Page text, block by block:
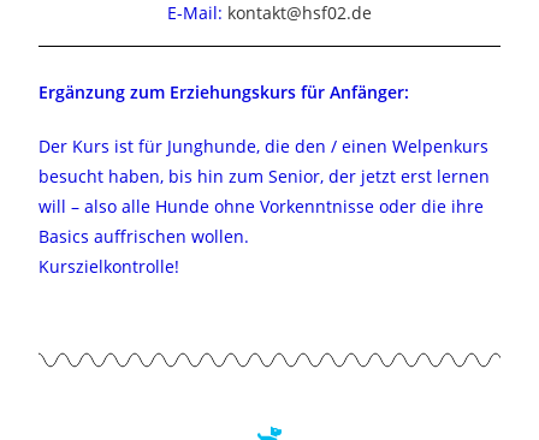
E-Mail: kontakt@hsf02.de
Ergänzung zum Erziehungskurs für Anfänger:
Der Kurs ist für Junghunde, die den / einen Welpenkurs
besucht haben, bis hin zum Senior, der jetzt erst lernen
will – also alle Hunde ohne Vorkenntnisse oder die ihre
Basics auffrischen wollen.
Kurszielkontrolle!